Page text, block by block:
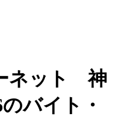
ネット 神
バイト・